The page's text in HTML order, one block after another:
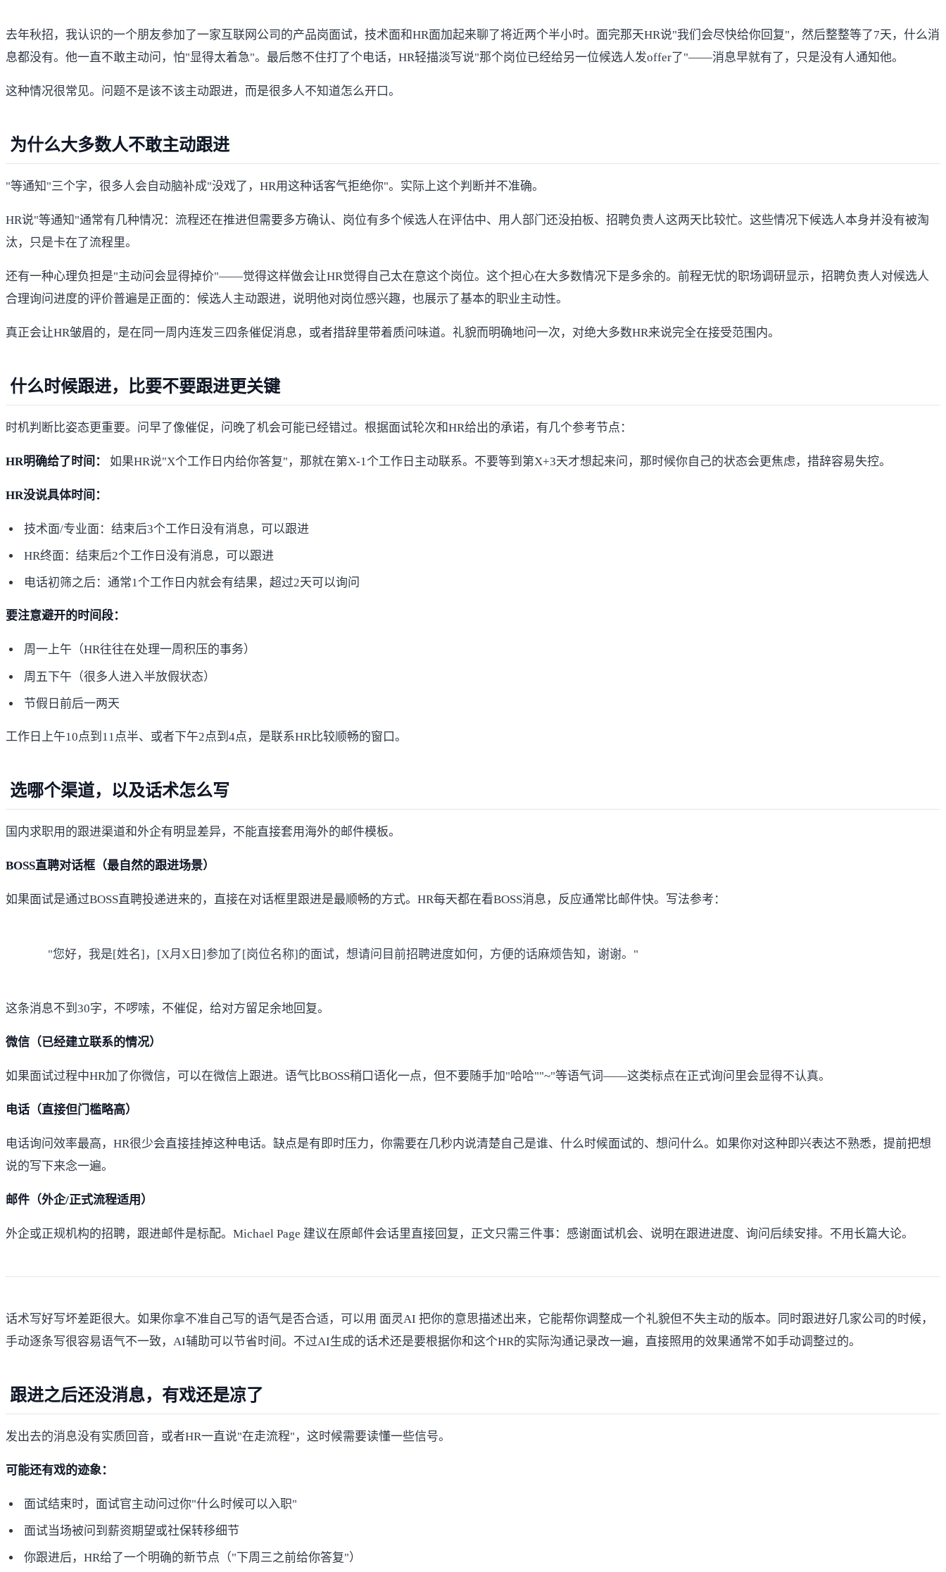
去年秋招，我认识的一个朋友参加了一家互联网公司的产品岗面试，技术面和HR面加起来聊了将近两个半小时。面完那天HR说"我们会尽快给你回复"，然后整整等了7天，什么消
息都没有。他一直不敢主动问，怕"显得太着急"。最后憋不住打了个电话，HR轻描淡写说"那个岗位已经给另一位候选人发offer了"——消息早就有了，只是没有人通知他。
这种情况很常见。问题不是该不该主动跟进，而是很多人不知道怎么开口。
为什么大多数人不敢主动跟进
"等通知"三个字，很多人会自动脑补成"没戏了，HR用这种话客气拒绝你"。实际上这个判断并不准确。
HR说"等通知"通常有几种情况：流程还在推进但需要多方确认、岗位有多个候选人在评估中、用人部门还没拍板、招聘负责人这两天比较忙。这些情况下候选人本身并没有被淘
汰，只是卡在了流程里。
还有一种心理负担是"主动问会显得掉价"——觉得这样做会让HR觉得自己太在意这个岗位。这个担心在大多数情况下是多余的。 前程无忧的职场调研显示，招聘负责人对候选人
合理询问进度的评价普遍是正面的：候选人主动跟进，说明他对岗位感兴趣，也展示了基本的职业主动性。
真正会让HR皱眉的，是在同一周内连发三四条催促消息，或者措辞里带着质问味道。礼貌而明确地问一次，对绝大多数HR来说完全在接受范围内。
什么时候跟进，比要不要跟进更关键
时机判断比姿态更重要。问早了像催促，问晚了机会可能已经错过。根据面试轮次和HR给出的承诺，有几个参考节点：
HR明确给了时间： 如果HR说"X个工作日内给你答复"，那就在第X-1个工作日主动联系。不要等到第X+3天才想起来问，那时候你自己的状态会更焦虑，措辞容易失控。
HR没说具体时间：
技术面/专业面：结束后3个工作日没有消息，可以跟进
HR终面：结束后2个工作日没有消息，可以跟进
电话初筛之后：通常1个工作日内就会有结果，超过2天可以询问
要注意避开的时间段：
周一上午（HR往往在处理一周积压的事务）
周五下午（很多人进入半放假状态）
节假日前后一两天
工作日上午10点到11点半、或者下午2点到4点，是联系HR比较顺畅的窗口。
选哪个渠道，以及话术怎么写
国内求职用的跟进渠道和外企有明显差异，不能直接套用海外的邮件模板。
BOSS直聘对话框（最自然的跟进场景）
如果面试是通过BOSS直聘投递进来的，直接在对话框里跟进是最顺畅的方式。HR每天都在看BOSS消息，反应通常比邮件快。写法参考：
"您好，我是[姓名]，[X月X日]参加了[岗位名称]的面试，想请问目前招聘进度如何，方便的话麻烦告知，谢谢。"
这条消息不到30字，不啰嗦，不催促，给对方留足余地回复。
微信（已经建立联系的情况）
如果面试过程中HR加了你微信，可以在微信上跟进。语气比BOSS稍口语化一点，但不要随手加"哈哈""~"等语气词——这类标点在正式询问里会显得不认真。
电话（直接但门槛略高）
电话询问效率最高，HR很少会直接挂掉这种电话。缺点是有即时压力，你需要在几秒内说清楚自己是谁、什么时候面试的、想问什么。如果你对这种即兴表达不熟悉，提前把想
说的写下来念一遍。
邮件（外企/正式流程适用）
外企或正规机构的招聘，跟进邮件是标配。 Michael Page 建议在原邮件会话里直接回复，正文只需三件事：感谢面试机会、说明在跟进进度、询问后续安排。不用长篇大论。
话术写好写坏差距很大。如果你拿不准自己写的语气是否合适，可以用 面灵AI 把你的意思描述出来，它能帮你调整成一个礼貌但不失主动的版本。同时跟进好几家公司的时候，
手动逐条写很容易语气不一致，AI辅助可以节省时间。不过AI生成的话术还是要根据你和这个HR的实际沟通记录改一遍，直接照用的效果通常不如手动调整过的。
跟进之后还没消息，有戏还是凉了
发出去的消息没有实质回音，或者HR一直说"在走流程"，这时候需要读懂一些信号。
可能还有戏的迹象：
面试结束时，面试官主动问过你"什么时候可以入职"
面试当场被问到薪资期望或社保转移细节
你跟进后，HR给了一个明确的新节点（"下周三之前给你答复"）